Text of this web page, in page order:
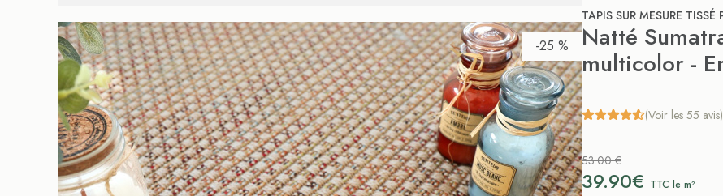
-25 %
TAPIS SUR MESURE TISSÉ
Natté
multicolor -
(Voir les 55 avis)
53.00 €
39.90€ TTC le m²